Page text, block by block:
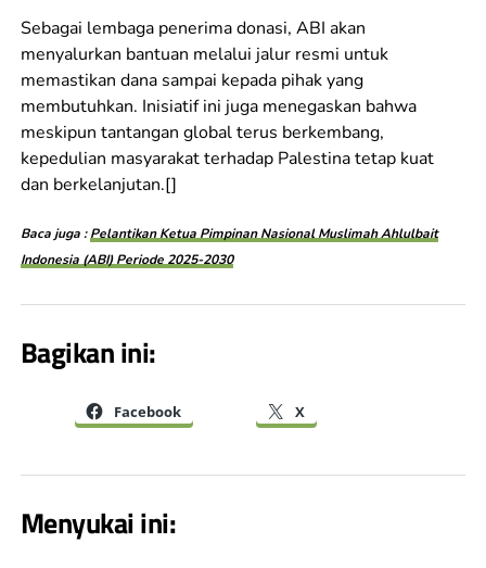
Sebagai lembaga penerima donasi, ABI akan
menyalurkan bantuan melalui jalur resmi untuk
memastikan dana sampai kepada pihak yang
membutuhkan. Inisiatif ini juga menegaskan bahwa
meskipun tantangan global terus berkembang,
kepedulian masyarakat terhadap Palestina tetap kuat
dan berkelanjutan.[]
Baca juga :Pelantikan Ketua Pimpinan Nasional Muslimah Ahlulbait
Indonesia (ABI) Periode 2025-2030
Bagikan ini:
Facebook X
Menyukai ini: